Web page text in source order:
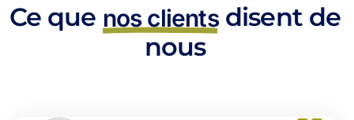
Ce que nos clientsdisent de
nous